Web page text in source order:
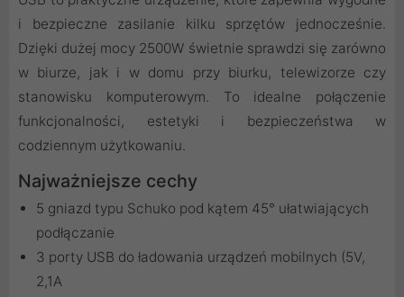
i bezpieczne zasilanie kilku sprzętów jednocześnie.
Dzięki dużej mocy 2500W świetnie sprawdzi się zarówno
w biurze, jak i w domu przy biurku, telewizorze czy
stanowisku komputerowym. To idealne połączenie
funkcjonalności, estetyki i bezpieczeństwa w
codziennym użytkowaniu.
Najważniejsze cechy
5 gniazd typu Schuko pod kątem 45° ułatwiających
podłączanie
3 porty USB do ładowania urządzeń mobilnych (5V,
2,1A